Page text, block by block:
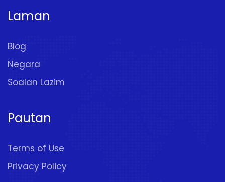
Laman
Blog
Negara
Soalan Lazim
Pautan
Terms of Use
Privacy Policy